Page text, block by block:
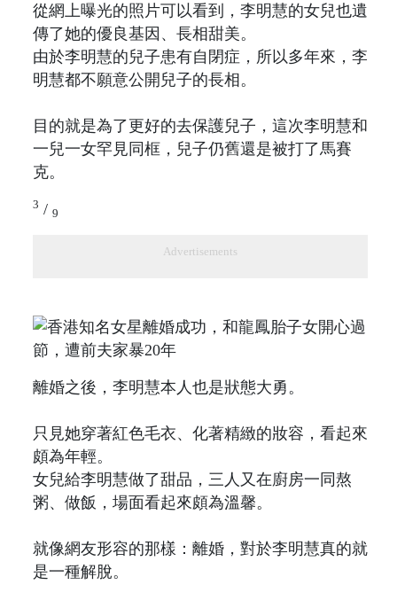
從網上曝光的照片可以看到，李明慧的女兒也遺
傳了她的優良基因、長相甜美。
由於李明慧的兒子患有自閉症，所以多年來，李
明慧都不願意公開兒子的長相。
目的就是為了更好的去保護兒子，這次李明慧和
一兒一女罕見同框，兒子仍舊還是被打了馬賽
克。
3 / 9
Advertisements
離婚之後，李明慧本人也是狀態大勇。
只見她穿著紅色毛衣、化著精緻的妝容，看起來
頗為年輕。
女兒給李明慧做了甜品，三人又在廚房一同熬
粥、做飯，場面看起來頗為溫馨。
就像網友形容的那樣：離婚，對於李明慧真的就
是一種解脫。